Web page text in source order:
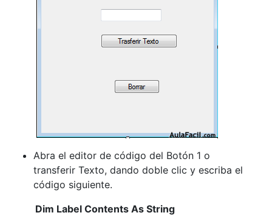
Abra el editor de código del Botón 1 o
transferir Texto, dando doble clic y escriba el
código siguiente.
Dim Label Contents As String